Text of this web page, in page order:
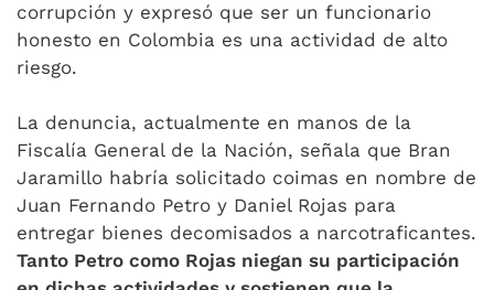
corrupción y expresó que ser un funcionario
honesto en Colombia es una actividad de alto
riesgo.
La denuncia, actualmente en manos de la
Fiscalía General de la Nación, señala que Bran
Jaramillo habría solicitado coimas en nombre de
Juan Fernando Petro y Daniel Rojas para
entregar bienes decomisados a narcotraficantes.
Tanto Petro como Rojas niegan su participación